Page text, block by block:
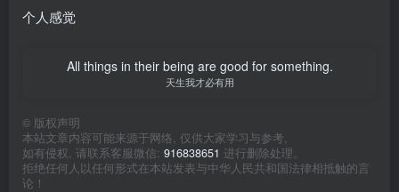
个人感觉
All things in their being are good for something.
天生我才必有用
© 版权声明
本站文章内容可能来源于网络, 仅供大家学习与参考,
如有侵权, 请联系客服微信: 916838651 进行删除处理。
拒绝任何人以任何形式在本站发表与中华人民共和国法律相抵触的言
论！